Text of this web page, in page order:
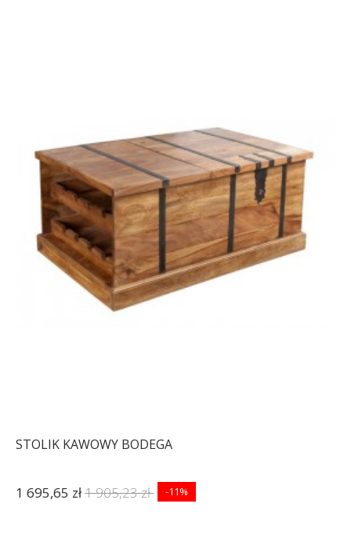
STÓŁ BAROWY IBIZA 60
CM CZARNY
452,57 zł558,73 zł
-19%
STÓŁ IBIZA 110 CM
CZARNY JESION
862,84 zł1 065,23 zł
-19%
STOLIK KAWOWY BODEGA
1 695,65 zł1 905,23 zł -11%